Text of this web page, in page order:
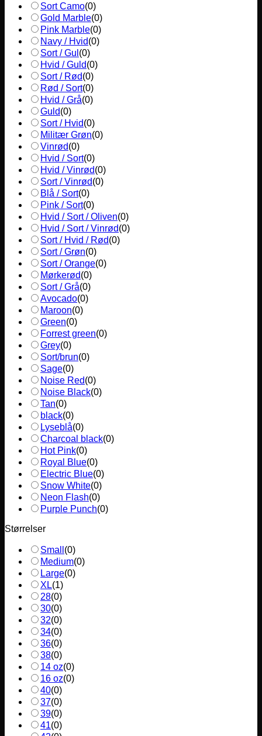
Sort Camo(0)
Gold Marble(0)
Pink Marble(0)
Navy / Hvid(0)
Sort / Gul (0)
Hvid / Guld(0)
Sort / Rød(0)
Rød / Sort(0)
Hvid / Grå(0)
Guld(0)
Sort / Hvid(0)
Militær Grøn(0)
Vinrød(0)
Hvid / Sort(0)
Hvid / Vinrød(0)
Sort / Vinrød(0)
Blå / Sort(0)
Pink / Sort(0)
Hvid / Sort / Oliven(0)
Hvid / Sort / Vinrød(0)
Sort / Hvid / Rød(0)
Sort / Grøn(0)
Sort / Orange(0)
Mørkerød(0)
Sort / Grå(0)
Avocado(0)
Maroon(0)
Green(0)
Forrest green(0)
Grey(0)
Sort/brun(0)
Sage(0)
Noise Red(0)
Noise Black(0)
Tan(0)
black(0)
Lyseblå(0)
Charcoal black(0)
Hot Pink(0)
Royal Blue(0)
Electric Blue(0)
Snow White(0)
Neon Flash(0)
Purple Punch(0)
Størrelser
Small (0)
Medium(0)
Large(0)
XL(1)
28(0)
30(0)
32(0)
34(0)
36(0)
38(0)
14 oz(0)
16 oz(0)
40(0)
37(0)
39(0)
41(0)